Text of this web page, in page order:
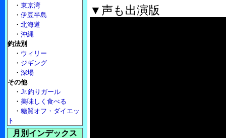
▼声も出演版
・ 東京湾
・ 伊豆半島
・ 北海道
・ 沖縄
釣法別
・ ウィリー
・ ジギング
・ 深場
その他
・ Jr.釣りガール
・ 美味しく食べる
・ 糖質オフ・ダイエッ
ト
月別インデックス